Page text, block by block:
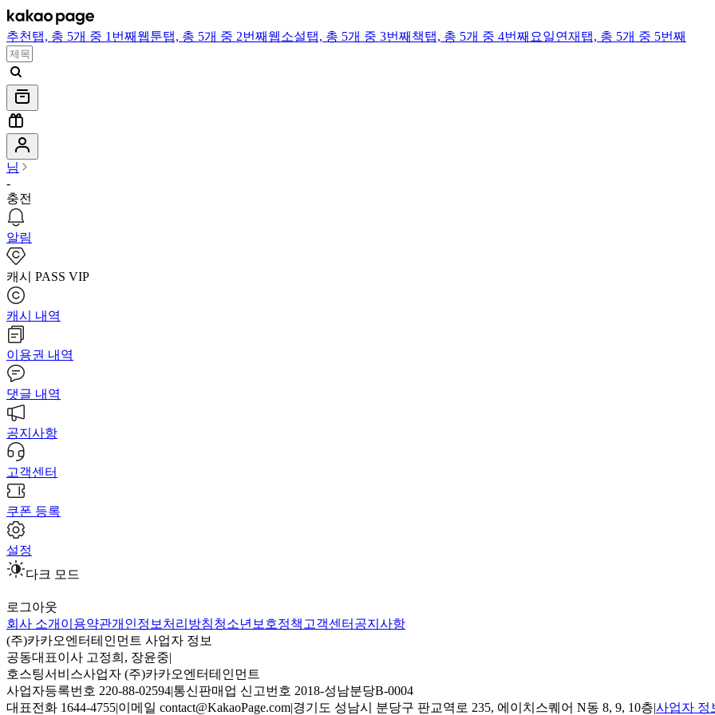
추천 탭, 총 5개 중 1번째 웹툰탭, 총 5개 중 2번째 웹소설탭, 총 5개 중 3번째 책탭, 총 5개 중 4번째 요일연재 탭, 총 5개 중 5번째
님
-
충전
알림
캐시 PASS VIP
캐시 내역
이용권 내역
댓글 내역
공지사항
고객센터
쿠폰 등록
설정
다크 모드
로그아웃
회사 소개 이용약관개인정보처리방침청소년보호정책 고객센터 공지사항
(주)카카오엔터테인먼트 사업자 정보
공동대표이사 고정희, 장윤중|
호스팅서비스사업자 (주)카카오엔터테인먼트
사업자등록번호 220-88-02594|통신판매업 신고번호 2018-성남분당B-0004
대표전화 1644-4755|이메일 contact@KakaoPage.com|경기도 성남시 분당구 판교역로 235, 에이치스퀘어 N동 8, 9, 10층|사업자 정